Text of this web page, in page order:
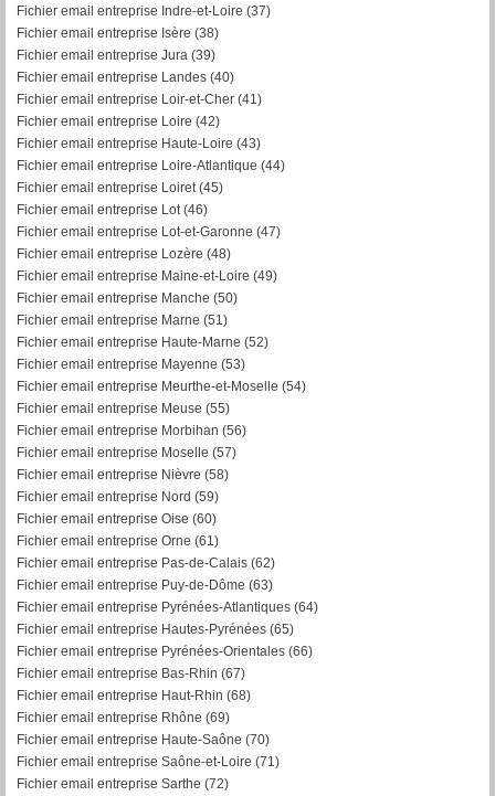
Fichier email entreprise Indre-et-Loire (37)
Fichier email entreprise Isère (38)
Fichier email entreprise Jura (39)
Fichier email entreprise Landes (40)
Fichier email entreprise Loir-et-Cher (41)
Fichier email entreprise Loire (42)
Fichier email entreprise Haute-Loire (43)
Fichier email entreprise Loire-Atlantique (44)
Fichier email entreprise Loiret (45)
Fichier email entreprise Lot (46)
Fichier email entreprise Lot-et-Garonne (47)
Fichier email entreprise Lozère (48)
Fichier email entreprise Maine-et-Loire (49)
Fichier email entreprise Manche (50)
Fichier email entreprise Marne (51)
Fichier email entreprise Haute-Marne (52)
Fichier email entreprise Mayenne (53)
Fichier email entreprise Meurthe-et-Moselle (54)
Fichier email entreprise Meuse (55)
Fichier email entreprise Morbihan (56)
Fichier email entreprise Moselle (57)
Fichier email entreprise Nièvre (58)
Fichier email entreprise Nord (59)
Fichier email entreprise Oise (60)
Fichier email entreprise Orne (61)
Fichier email entreprise Pas-de-Calais (62)
Fichier email entreprise Puy-de-Dôme (63)
Fichier email entreprise Pyrénées-Atlantiques (64)
Fichier email entreprise Hautes-Pyrénées (65)
Fichier email entreprise Pyrénées-Orientales (66)
Fichier email entreprise Bas-Rhin (67)
Fichier email entreprise Haut-Rhin (68)
Fichier email entreprise Rhône (69)
Fichier email entreprise Haute-Saône (70)
Fichier email entreprise Saône-et-Loire (71)
Fichier email entreprise Sarthe (72)